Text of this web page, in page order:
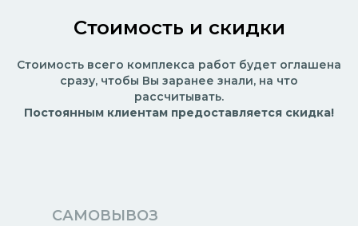
Стоимость и скидки
Стоимость всего комплекса работ будет оглашена
сразу, чтобы Вы заранее знали, на что
рассчитывать.
Постоянным клиентам предоставляется скидка!
САМОВЫВОЗ